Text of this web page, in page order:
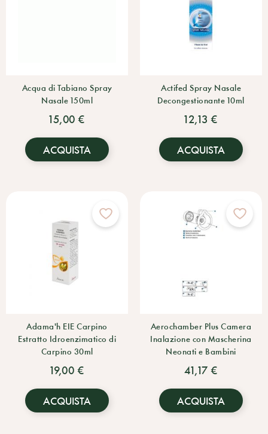
Acqua di Tabiano Spray
Nasale 150ml
15,00 €
ACQUISTA
Actifed Spray Nasale
Decongestionante 10ml
12,13 €
ACQUISTA
Adama'h EIE Carpino
Estratto Idroenzimatico di
Carpino 30ml
19,00 €
ACQUISTA
Aerochamber Plus Camera
Inalazione con Mascherina
Neonati e Bambini
41,17 €
ACQUISTA